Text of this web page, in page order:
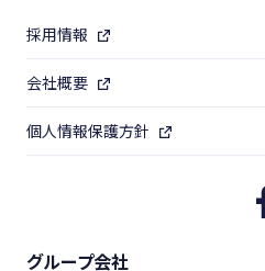
採用情報
会社概要
個人情報保護方針
グループ会社